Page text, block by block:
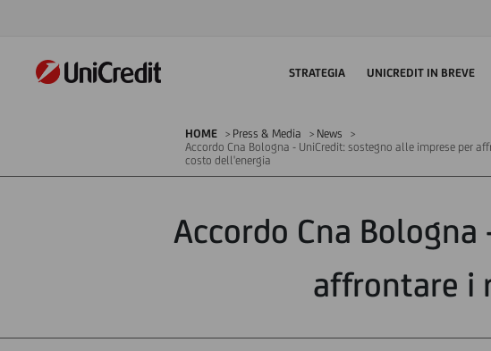
STRATEGIA UNICREDIT IN BREVE
HOME Press & Media
News
Accordo Cna Bologna - UniCredit: sostegno alle imprese per
costo dell'energia
Accordo Cna
affrontare i